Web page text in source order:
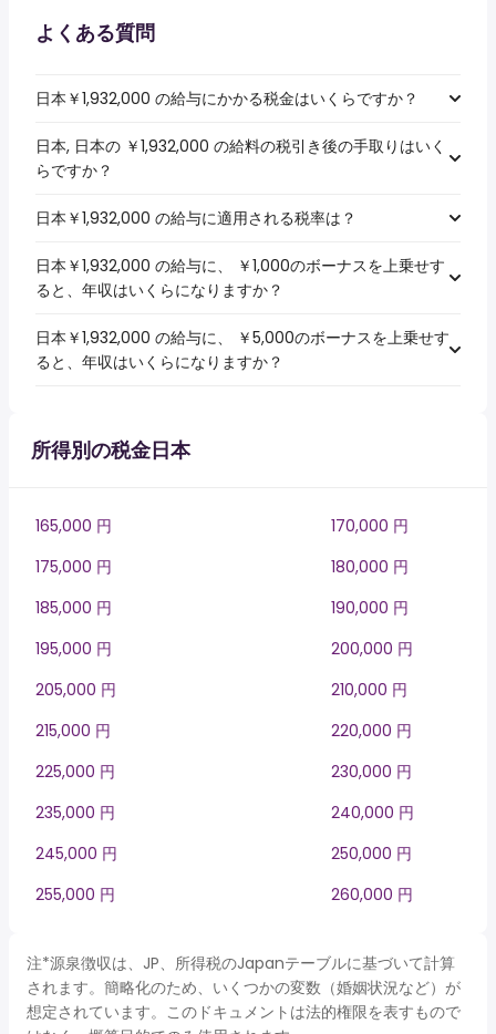
よくある質問
日本￥1,932,000 の給与にかかる税金はいくらですか？
日本, 日本の ￥1,932,000 の給料の税引き後の手取りはいく
らですか？
日本￥1,932,000 の給与に適用される税率は？
日本￥1,932,000 の給与に、 ￥1,000のボーナスを上乗せす
ると、年収はいくらになりますか？
日本￥1,932,000 の給与に、 ￥5,000のボーナスを上乗せす
ると、年収はいくらになりますか？
所得別の税金日本
165,000 円
170,000 円
175,000 円
180,000 円
185,000 円
190,000 円
195,000 円
200,000 円
205,000 円
210,000 円
215,000 円
220,000 円
225,000 円
230,000 円
235,000 円
240,000 円
245,000 円
250,000 円
255,000 円
260,000 円
注*源泉徴収は、JP、所得税のJapanテーブルに基づいて計算
されます。簡略化のため、いくつかの変数（婚姻状況など）が
想定されています。このドキュメントは法的権限を表すもので